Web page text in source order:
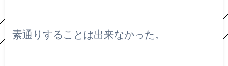
素通りすることは出来なかった。